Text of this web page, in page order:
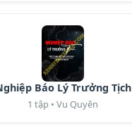
Báo Lý Trưởng Tịch
1 tập • Vu Quyên